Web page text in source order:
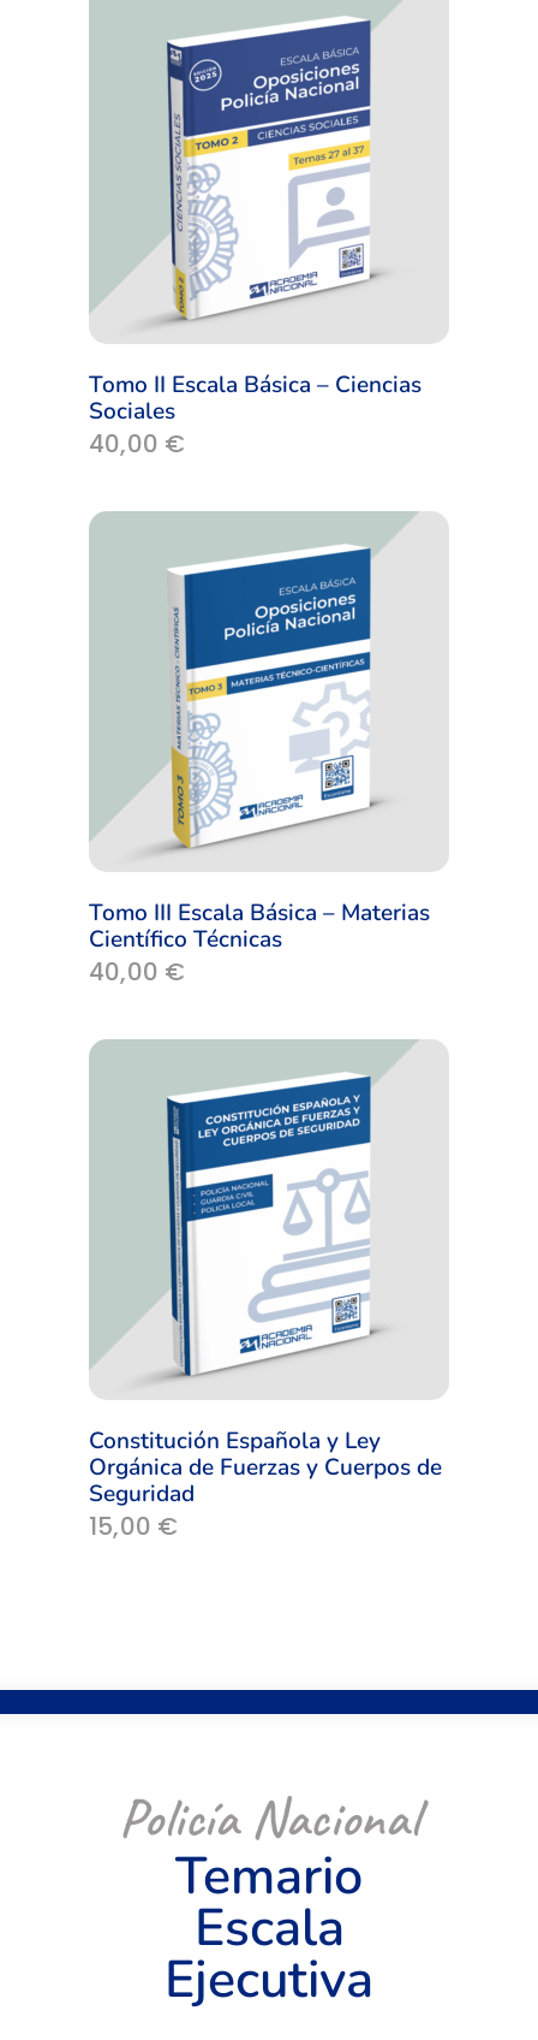
Tomo II Escala Básica – Ciencias
Sociales
40,00 €
Tomo III Escala Básica – Materias
Científico Técnicas
40,00 €
Constitución Española y Ley
Orgánica de Fuerzas y Cuerpos de
Seguridad
15,00 €
Policía Nacional
Temario
Escala
Ejecutiva